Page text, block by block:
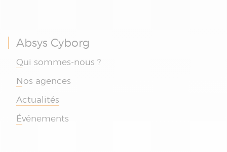
Absys Cyborg
Qui sommes-nous ?
Nos agences
Actualités
Événements